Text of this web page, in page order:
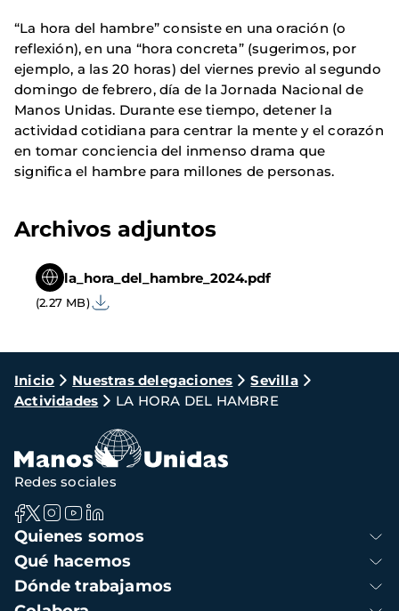
“La hora del hambre” consiste en una oración (o
reflexión), en una “hora concreta” (sugerimos, por
ejemplo, a las 20 horas) del viernes previo al segundo
domingo de febrero, día de la Jornada Nacional de
Manos Unidas. Durante ese tiempo, detener la
actividad cotidiana para centrar la mente y el corazón
en tomar conciencia del inmenso drama que
significa el hambre para millones de personas.
Archivos adjuntos
la_hora_del_hambre_2024.pdf
(2.27 MB)
Ruta
de
navegación
Inicio Nuestras delegaciones
Sevilla
Actividades
LA HORA DEL HAMBRE
Navegación
principal
Quienes somos
Qué hacemos
Dónde trabajamos
Redes sociales